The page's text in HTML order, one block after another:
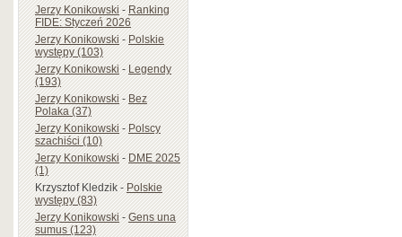
Jerzy Konikowski-Ranking
FIDE: Styczeń 2026
Jerzy Konikowski-Polskie
występy (103)
Jerzy Konikowski-Legendy
(193)
Jerzy Konikowski-Bez
Polaka (37)
Jerzy Konikowski-Polscy
szachiści (10)
Jerzy Konikowski-DME 2025
(1)
Krzysztof Kledzik-Polskie
występy (83)
Jerzy Konikowski-Gens una
sumus (123)